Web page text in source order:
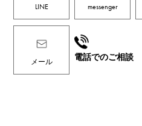
LINE messenger
メール 電話でのご相談